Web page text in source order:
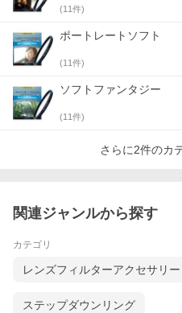
(11件)
ポートレートソフト
(11件)
ソフトファンタジー
(11件)
さらに2件のカ
関連ジャンルから探す
カテゴリ
レンズフィルターアクセサリー
ステップダウンリング